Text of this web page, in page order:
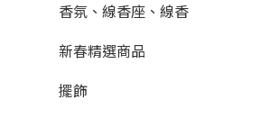
香氛、線香座、線香
新春精選商品
擺飾